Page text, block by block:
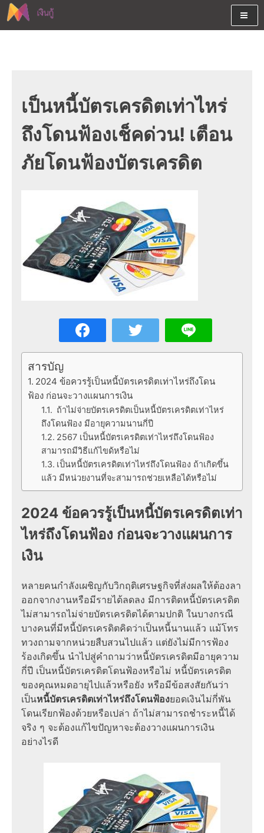
Skip
to
เงินสด และมีรีไฟแนนซ์ด้วย
เป็นหนี้บัตรเครดิตเท่าไหร่
ถึงโดนฟ้องเช็คด่วน! เตือน
ภัยโดนฟ้องบัตรเครดิต
สารบัญ
2024 ข้อควรรู้เป็นหนี้บัตรเครดิตเท่าไหร่ถึงโดน
ฟ้อง ก่อนจะวางแผนการเงิน
ถ้าไม่จ่ายบัตรเครดิตเป็นหนี้บัตรเครดิตเท่าไหร่
ถึงโดนฟ้อง มีอายุความนานกี่ปี
2567 เป็นหนี้บัตรเครดิตเท่าไหร่ถึงโดนฟ้อง
สามารถมีวิธีแก้ไขด้หรือไม่
เป็นหนี้บัตรเครดิตเท่าไหร่ถึงโดนฟ้อง ถ้าเกิดขึ้น
แล้ว มีหน่วยงานที่จะสามารถช่วยเหลือได้หรือไม่
2024 ข้อควรรู้เป็นหนี้บัตรเครดิตเท่า
ไหร่ถึงโดนฟ้อง ก่อนจะวางแผนการ
เงิน
หลายคนกำลังเผชิญกับวิกฤติเศรษฐกิจที่ส่งผลให้ต้องลา
ออกจากงานหรือมีรายได้ลดลง มีการติดหนี้บัตรเครดิต
ไม่สามารถไม่จ่ายบัตรเครดิตได้ตามปกติ ในบางกรณี
บางคนที่มีหนี้บัตรเครดิตคิดว่าเป็นหนี้นานแล้ว แม้โทร
ทวงถามจากหน่วยสืบสวนไปแล้ว แต่ยังไม่มีการฟ้อง
ร้องเกิดขึ้น นำไปสู่คำถามว่าหนี้บัตรเครดิตมีอายุความ
กี่ปี เป็นหนี้บัตรเครดิตโดนฟ้องหรือไม่ หนี้บัตรเครดิต
ของคุณหมดอายุไปแล้วหรือยัง หรือมีข้อสงสัยกันว่า
เป็นหนี้บัตรเครดิตเท่าไหร่ถึงโดนฟ้องยอดเงินไม่กี่พัน
โดนเรียกฟ้องด้วยหรือเปล่า ถ้าไม่สามารถชำระหนี้ได้
จริง ๆ จะต้องแก้ไขปัญหาจะต้องวางแผนการเงิน
อย่างไรดี